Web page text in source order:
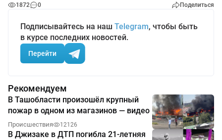
1872 0 Поделиться
Подписывайтесь на наш Telegram, чтобы быть
в курсе последних новостей.
Перейти
Рекомендуем
В Ташобласти произошёл крупный
пожар в одном из магазинов — видео
Происшествия 12126
В Джизаке в ДТП погибла 21-летняя